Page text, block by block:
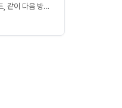
같이 다음 방향